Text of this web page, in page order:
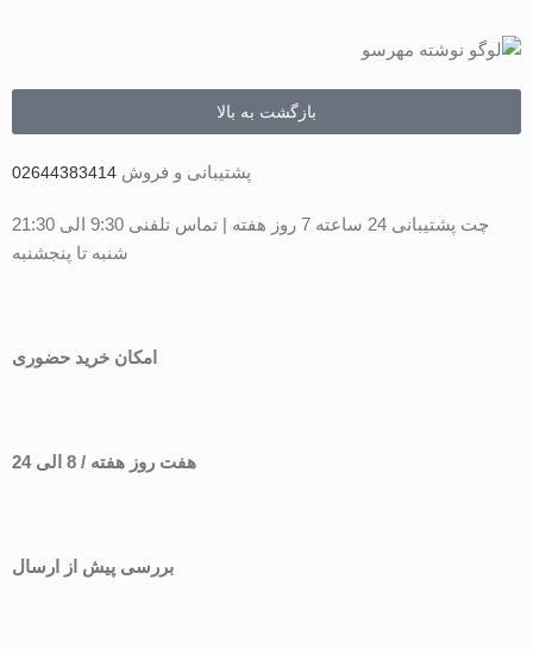
بازگشت به بالا
پشتیبانی و فروش 02644383414
چت پشتیبانی 24 ساعته 7 روز هفته | تماس تلفنی 9:30 الی 21:30
شنبه تا پنجشنبه
امکان خرید حضوری
هفت روز هفته / 8 الی 24
بررسی پیش از ارسال